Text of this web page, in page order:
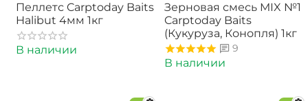
Пеллетс Carptoday Baits
Halibut 4мм 1кг
В наличии
Зерновая смесь MIX №1
Carptoday Baits
(Кукуруза, Конопля) 1кг
9
В наличии